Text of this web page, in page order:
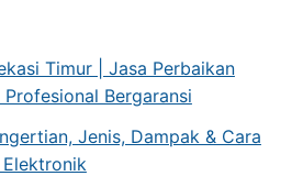
Timur | Jasa Perbaikan
Bergaransi
Jenis, Dampak & Cara
Elektronik